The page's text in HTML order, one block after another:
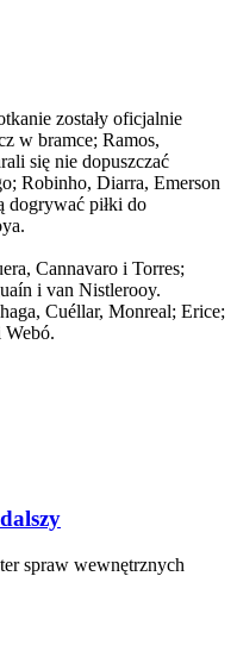
zostały oficjalnie
w bramce; Ramos,
się nie dopuszczać
Robinho, Diarra, Emerson
dogrywać piłki do
Cannavaro i Torres;
i van Nistlerooy.
Cuéllar, Monreal; Erice;
spraw wewnętrznych